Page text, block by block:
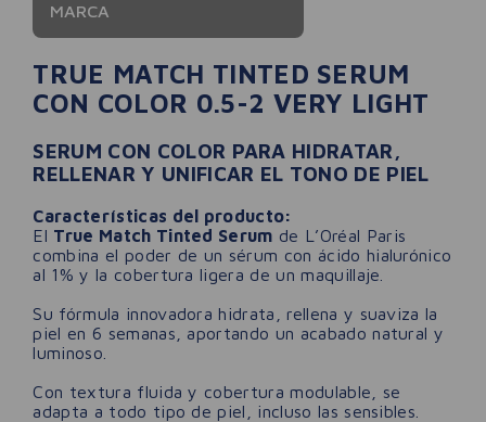
MARCA
TRUE MATCH TINTED SERUM
CON COLOR 0.5-2 VERY LIGHT
SERUM CON COLOR PARA HIDRATAR,
RELLENAR Y UNIFICAR EL TONO DE PIEL
Características del producto:
El True Match Tinted Serum de L’Oréal Paris
combina el poder de un sérum con ácido hialurónico
al 1% y la cobertura ligera de un maquillaje.
Su fórmula innovadora hidrata, rellena y suaviza la
piel en 6 semanas, aportando un acabado natural y
luminoso.
Con textura fluida y cobertura modulable, se
adapta a todo tipo de piel, incluso las sensibles.